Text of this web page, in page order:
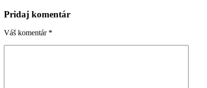
Pridaj komentár
Váš komentár *